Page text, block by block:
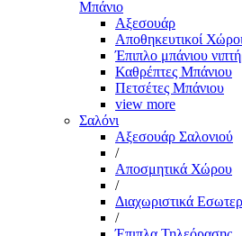
Μπάνιο
Αξεσουάρ
Αποθηκευτικοί Χώροι
Έπιπλο μπάνιου
Καθρέπτες Μπάνιου
Πετσέτες Μπάνιου
view more
Σαλόνι
Αξεσουάρ Σαλονιού
/
Αποσμητικά Χώρου
/
Διαχωριστικά
/